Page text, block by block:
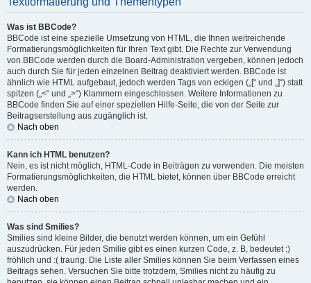
Was ist BBCode?
BBCode ist eine spezielle Umsetzung von HTML, die Ihnen weitreichende
Formatierungsmöglichkeiten für Ihren Text gibt. Die Rechte zur Verwendung
von BBCode werden durch die Board-Administration vergeben, können jedoch
auch durch Sie für jeden einzelnen Beitrag deaktiviert werden. BBCode ist
ähnlich wie HTML aufgebaut, jedoch werden Tags von eckigen („[“ und „]“) statt
spitzen („<“ und „>“) Klammern eingeschlossen. Weitere Informationen zu
BBCode finden Sie auf einer speziellen Hilfe-Seite, die von der Seite zur
Beitragserstellung aus zugänglich ist.
Nach oben
Kann ich HTML benutzen?
Nein, es ist nicht möglich, HTML-Code in Beiträgen zu verwenden. Die meisten
Formatierungsmöglichkeiten, die HTML bietet, können über BBCode erreicht
werden.
Nach oben
Was sind Smilies?
Smilies sind kleine Bilder, die benutzt werden können, um ein Gefühl
auszudrücken. Für jeden Smilie gibt es einen kurzen Code, z. B. bedeutet :)
fröhlich und :( traurig. Die Liste aller Smilies können Sie beim Verfassen eines
Beitrags sehen. Versuchen Sie bitte trotzdem, Smilies nicht zu häufig zu